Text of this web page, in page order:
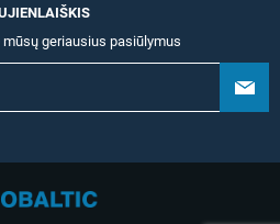
geriausius pasiūlymus